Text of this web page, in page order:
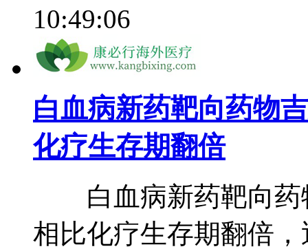
10:49:06
白血病新药靶向药物
化疗生存期翻倍
白血病新药靶向药
相比化疗生存期翻倍